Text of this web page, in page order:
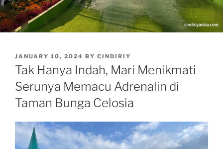
POSTED
ON
JANUARY 10, 2024 BY CINDIRIY
Tak Hanya Indah, Mari Menikmati
Serunya Memacu Adrenalin di
Taman Bunga Celosia